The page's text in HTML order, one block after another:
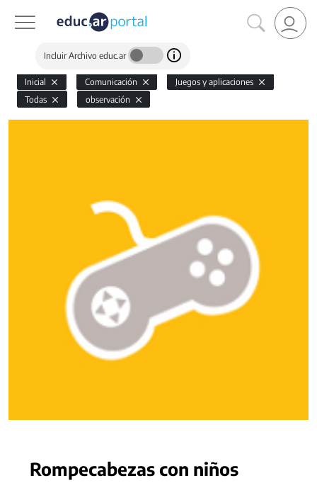
Incluir Archivo educ.ar
Inicial Comunicación
Juegos y aplicaciones
Todas
observación
Rompecabezas con niños